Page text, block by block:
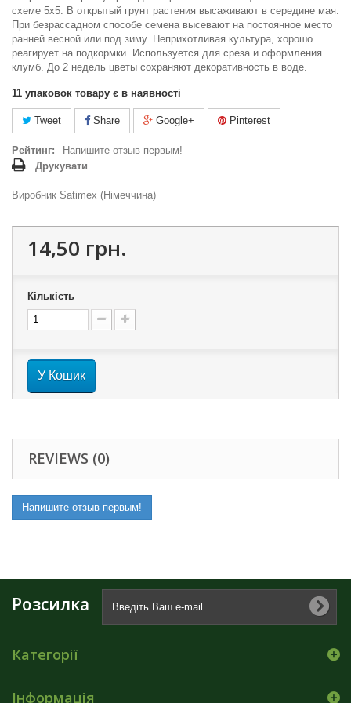
схеме 5x5. В открытый грунт растения высаживают в середине мая.
При безрассадном способе семена высевают на постоянное место
ранней весной или под зиму. Неприхотливая культура, хорошо
реагирует на подкормки. Используется для среза и оформления
клумб. До 2 недель цветы сохраняют декоративность в воде.
11 упаковок товару є в наявності
Tweet Share Google+ Pinterest
Рейтинг:
Напишите отзыв первым!
Друкувати
Виробник Satimex (Німеччина)
14,50 грн.
Кількість
У Кошик
REVIEWS (0)
Напишите отзыв первым!
Розсилка
Категорії
Інформація